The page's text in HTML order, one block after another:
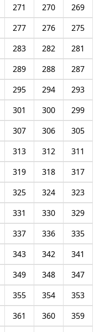
269
270
271
275
276
277
281
282
283
287
288
289
293
294
295
299
300
301
305
306
307
311
312
313
317
318
319
323
324
325
329
330
331
335
336
337
341
342
343
347
348
349
353
354
355
359
360
361